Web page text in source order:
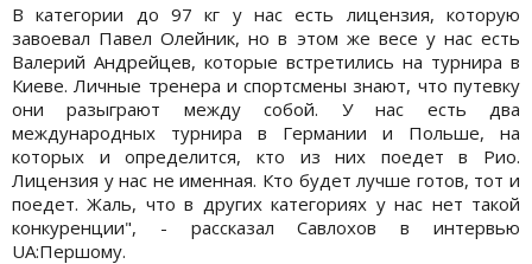
В категории до 97 кг у нас есть лицензия, которую
завоевал Павел Олейник, но в этом же весе у нас есть
Валерий Андрейцев, которые встретились на турнира в
Киеве. Личные тренера и спортсмены знают, что путевку
они разыграют между собой. У нас есть два
международных турнира в Германии и Польше, на
которых и определится, кто из них поедет в Рио.
Лицензия у нас не именная. Кто будет лучше готов, тот и
поедет. Жаль, что в других категориях у нас нет такой
конкуренции", - рассказал Савлохов в интервью
UA:Першому.